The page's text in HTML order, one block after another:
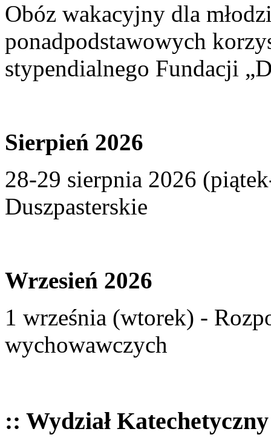
Obóz wakacyjny dla
ponadpodstawowych
stypendialnego Fundacji
Sierpień 2026
28-29 sierpnia 2026
Duszpasterskie
Wrzesień 2026
1 września (wtorek) -
wychowawczych
:: Wydział Katechetyczny